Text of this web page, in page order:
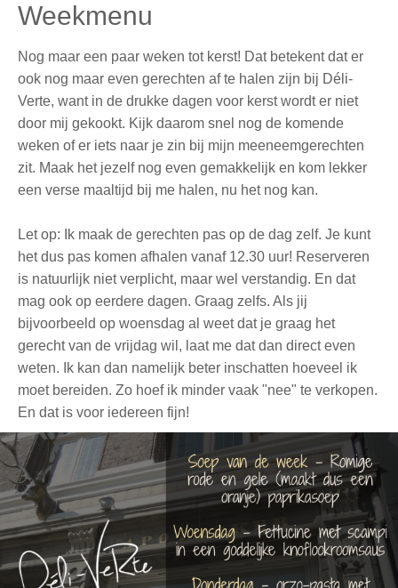
Weekmenu
Nog maar een paar weken tot kerst! Dat betekent dat er
ook nog maar even gerechten af te halen zijn bij Déli-
Verte, want in de drukke dagen voor kerst wordt er niet
door mij gekookt. Kijk daarom snel nog de komende
weken of er iets naar je zin bij mijn meeneemgerechten
zit. Maak het jezelf nog even gemakkelijk en kom lekker
een verse maaltijd bij me halen, nu het nog kan.
Let op: Ik maak de gerechten pas op de dag zelf. Je kunt
het dus pas komen afhalen vanaf 12.30 uur! Reserveren
is natuurlijk niet verplicht, maar wel verstandig. En dat
mag ook op eerdere dagen. Graag zelfs. Als jij
bijvoorbeeld op woensdag al weet dat je graag het
gerecht van de vrijdag wil, laat me dat dan direct even
weten. Ik kan dan namelijk beter inschatten hoeveel ik
moet bereiden. Zo hoef ik minder vaak "nee" te verkopen.
En dat is voor iedereen fijn!